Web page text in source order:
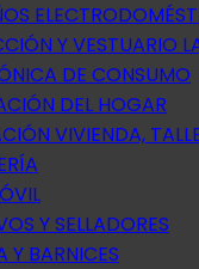
Y VESTUARIO
DE CONSUMO
DEL HOGAR
VIVIENDA,
Y SELLADORES
Y BARNICES